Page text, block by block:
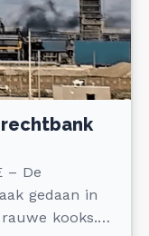
– De
gedaan in
kooks.